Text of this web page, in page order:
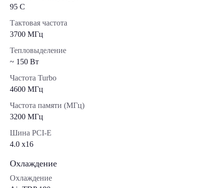
95 C
Тактовая частота
3700 МГц
Тепловыделение
~ 150 Вт
Частота Turbo
4600 МГц
Частота памяти (МГц)
3200 МГц
Шина PCI-E
4.0 x16
Охлаждение
Охлаждение